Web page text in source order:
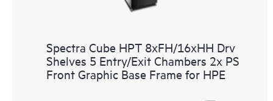
Spectra Cube HPT 8xFH/16xHH Drv
Shelves 5 Entry/Exit Chambers 2x PS
Front Graphic Base Frame for HPE